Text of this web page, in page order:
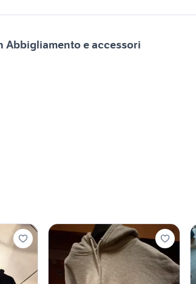
Abbigliamento e accessori